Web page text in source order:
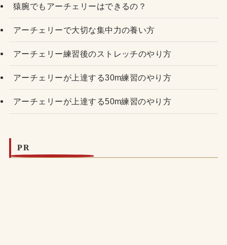
猿腕でもアーチェリーはできるの？
アーチェリーで大切な集中力の養い方
アーチェリー練習後のストレッチのやり方
アーチェリーが上達する30m練習のやり方
アーチェリーが上達する50m練習のやり方
PR